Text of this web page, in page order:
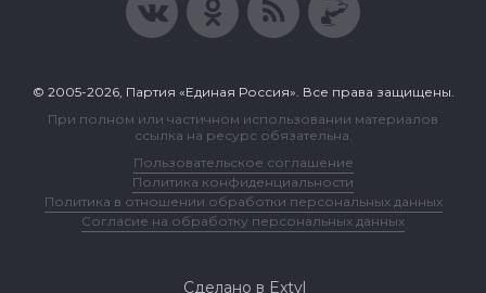
© 2005-2026, Партия «Единая Россия». Все права защищены.
При полном или частичном использовании материалов
ссылка на ресурс обязательна.
Пользовательское соглашение
Политика конфиденциальности
Политика в отношении обработки персональных данных
Согласие на обработку персональных данных
Сделано в Extyl